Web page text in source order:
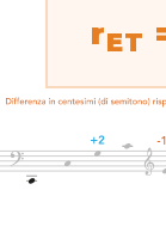
rET